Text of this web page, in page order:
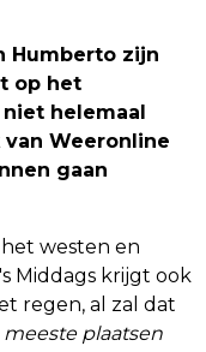
Humberto zijn
op het
helemaal
Weeronline
gaan
westen en
Middags krijgt ook
regen, al zal dat
meeste plaatsen